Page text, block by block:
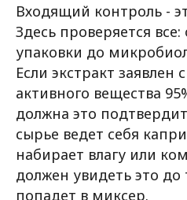
Входящий контроль -
Здесь проверяется
упаковки до
Если экстракт заявлен
активного вещества
должна это
сырье ведет себя
набирает влагу или
должен увидеть это
попадет в миксер.